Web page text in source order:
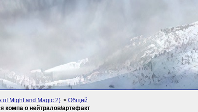
Might and Magic 2) > Общий
компа о нейтралов/артефакт